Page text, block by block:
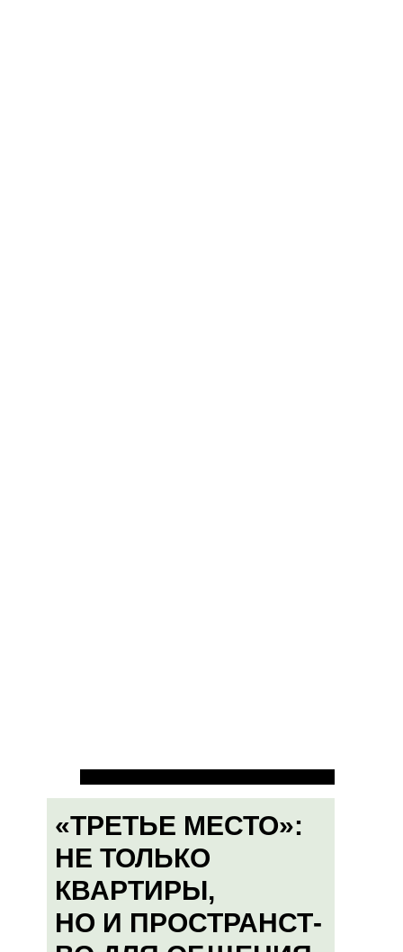
«ТРЕТЬЕ МЕСТО»:
НЕ ТОЛЬКО
КВАРТИРЫ,
НО И ПРОСТРАНСТ-